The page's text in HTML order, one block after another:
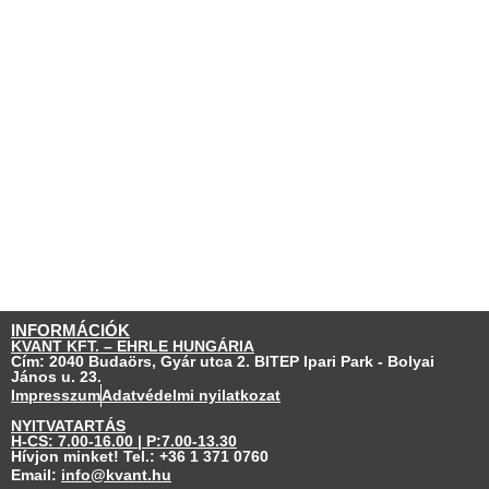
INFORMÁCIÓK
KVANT KFT. – EHRLE HUNGÁRIA
Cím: 2040 Budaörs, Gyár utca 2. BITEP Ipari Park - Bolyai
János u. 23.
ImpresszumAdatvédelmi nyilatkozat
NYITVATARTÁS
H-CS: 7.00-16.00 | P:7.00-13.30
Hívjon minket! Tel.: +36 1 371 0760
Email: info@kvant.hu